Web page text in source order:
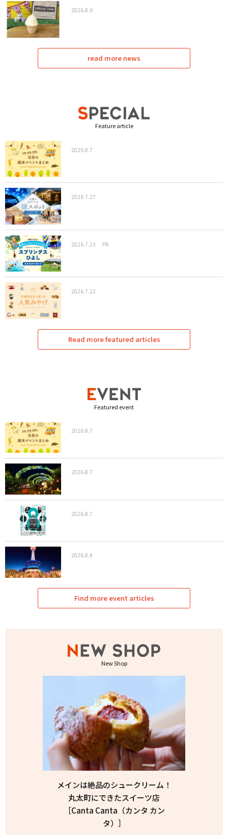
2026.8.6
read more news
Feature article
2026.8.7
2026.7.27
2026.7.23 PR
2026.7.22
Read more featured articles
Featured event
2026.8.7
2026.8.7
2026.8.7
2026.8.4
Find more event articles
New Shop
メインは絶品のシュークリーム！
丸太町にできたスイーツ店
［Canta Canta（カンタ カン
タ）］